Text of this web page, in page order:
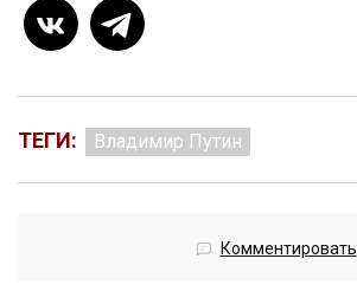
ТЕГИ: Владимир Путин
Комментировать